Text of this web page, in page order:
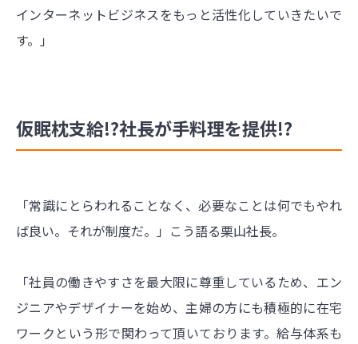
インターネットビジネスをもっと活性化していきたいで
す。」
仮眠枕支給!?社長が手料理を提供!?
「常識にとらわれることなく、必要なことは何でもやれ
ば良い。それが制度だ。」こう語る栗山社長。
「社員の働きやすさを最大限に尊重しているため、エン
ジニアやデザイナーを始め、主婦の方にも積極的に在宅
ワークという形で関わって頂いております。給与体系も